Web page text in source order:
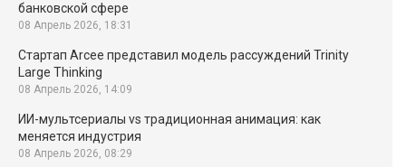
банковской сфере
08 Апрель 2026, 18:31
Стартап Arcee представил модель рассуждений Trinity
Large Thinking
08 Апрель 2026, 14:09
ИИ-мультсериалы vs традиционная анимация: как
меняется индустрия
08 Апрель 2026, 08:29